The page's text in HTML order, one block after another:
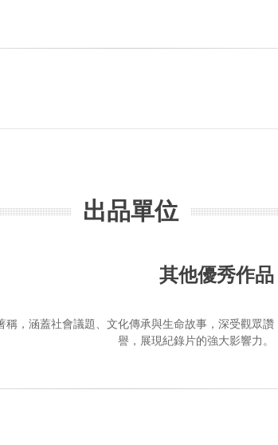
出品單位
其他優秀作品
，涵蓋社會議題、文化傳承與生命故事，深受觀眾讚
譽，展現紀錄片的強大影響力。